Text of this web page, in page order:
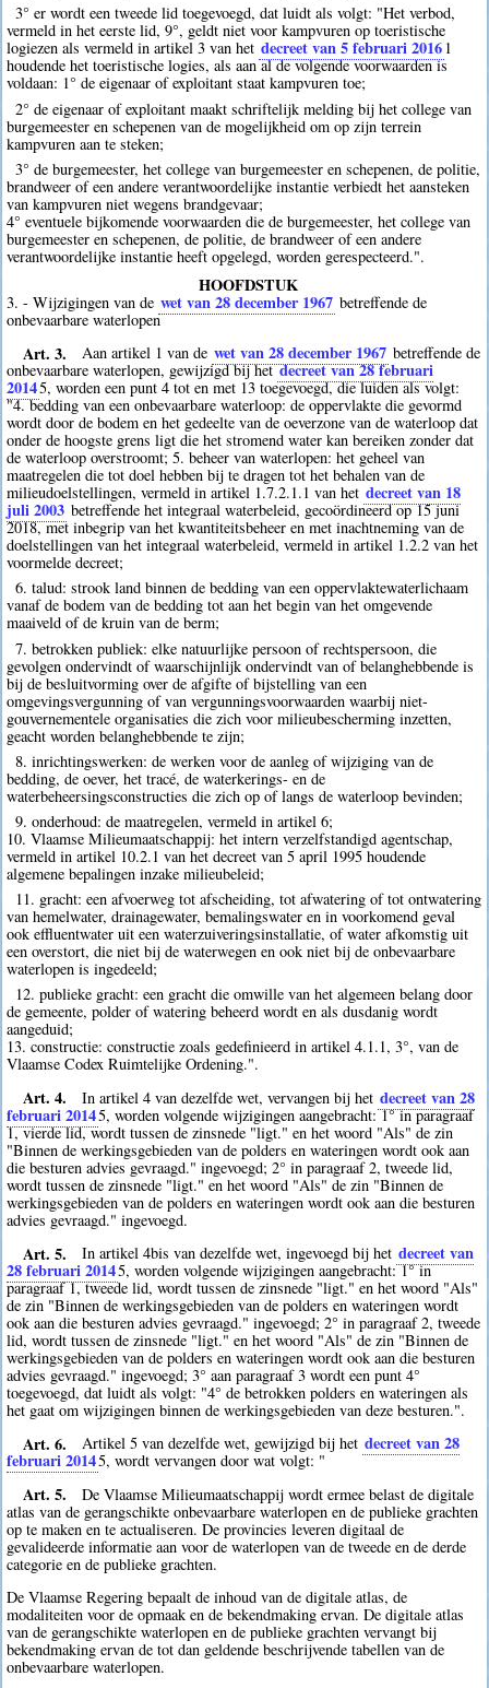
3° er wordt een tweede lid toegevoegd, dat luidt als volgt: "Het verbod,
vermeld in het eerste lid, 9°, geldt niet voor kampvuren op toeristische
logiezen als vermeld in artikel 3 van het decreet van 5 februari 2016 1
houdende het toeristische logies, als aan al de volgende voorwaarden is
voldaan: 1° de eigenaar of exploitant staat kampvuren toe;
2° de eigenaar of exploitant maakt schriftelijk melding bij het college van
burgemeester en schepenen van de mogelijkheid om op zijn terrein
kampvuren aan te steken;
3° de burgemeester, het college van burgemeester en schepenen, de politie,
brandweer of een andere verantwoordelijke instantie verbiedt het aansteken
van kampvuren niet wegens brandgevaar;
4° eventuele bijkomende voorwaarden die de burgemeester, het college van
burgemeester en schepenen, de politie, de brandweer of een andere
verantwoordelijke instantie heeft opgelegd, worden gerespecteerd.".
HOOFDSTUK
3. - Wijzigingen van de wet van 28 december 1967 betreffende de
onbevaarbare waterlopen
Art. 3. Aan artikel 1 van de wet van 28 december 1967 betreffende de
onbevaarbare waterlopen, gewijzigd bij hetdecreet van 28 februari
20145, worden een punt 4 tot en met 13 toegevoegd, die luiden als volgt:
"4. bedding van een onbevaarbare waterloop: de oppervlakte die gevormd
wordt door de bodem en het gedeelte van de oeverzone van de waterloop dat
onder de hoogste grens ligt die het stromend water kan bereiken zonder dat
de waterloop overstroomt; 5. beheer van waterlopen: het geheel van
maatregelen die tot doel hebben bij te dragen tot het behalen van de
milieudoelstellingen, vermeld in artikel 1.7.2.1.1 van het decreet van 18
juli 2003 betreffende het integraal waterbeleid, gecoördineerd op 15 juni
2018, met inbegrip van het kwantiteitsbeheer en met inachtneming van de
doelstellingen van het integraal waterbeleid, vermeld in artikel 1.2.2 van het
voormelde decreet;
6. talud: strook land binnen de bedding van een oppervlaktewaterlichaam
vanaf de bodem van de bedding tot aan het begin van het omgevende
maaiveld of de kruin van de berm;
7. betrokken publiek: elke natuurlijke persoon of rechtspersoon, die
gevolgen ondervindt of waarschijnlijk ondervindt van of belanghebbende is
bij de besluitvorming over de afgifte of bijstelling van een
omgevingsvergunning of van vergunningsvoorwaarden waarbij niet-
gouvernementele organisaties die zich voor milieubescherming inzetten,
geacht worden belanghebbende te zijn;
8. inrichtingswerken: de werken voor de aanleg of wijziging van de
bedding, de oever, het tracé, de waterkerings- en de
waterbeheersingsconstructies die zich op of langs de waterloop bevinden;
9. onderhoud: de maatregelen, vermeld in artikel 6;
10. Vlaamse Milieumaatschappij: het intern verzelfstandigd agentschap,
vermeld in artikel 10.2.1 van het decreet van 5 april 1995 houdende
algemene bepalingen inzake milieubeleid;
11. gracht: een afvoerweg tot afscheiding, tot afwatering of tot ontwatering
van hemelwater, drainagewater, bemalingswater en in voorkomend geval
ook effluentwater uit een waterzuiveringsinstallatie, of water afkomstig uit
een overstort, die niet bij de waterwegen en ook niet bij de onbevaarbare
waterlopen is ingedeeld;
12. publieke gracht: een gracht die omwille van het algemeen belang door
de gemeente, polder of watering beheerd wordt en als dusdanig wordt
aangeduid;
13. constructie: constructie zoals gedefinieerd in artikel 4.1.1, 3°, van de
Vlaamse Codex Ruimtelijke Ordening.".
Art. 4. In artikel 4 van dezelfde wet, vervangen bij het decreet van 28
februari 20145, worden volgende wijzigingen aangebracht: 1° in paragraaf
1, vierde lid, wordt tussen de zinsnede "ligt." en het woord "Als" de zin
"Binnen de werkingsgebieden van de polders en wateringen wordt ook aan
die besturen advies gevraagd." ingevoegd; 2° in paragraaf 2, tweede lid,
wordt tussen de zinsnede "ligt." en het woord "Als" de zin "Binnen de
werkingsgebieden van de polders en wateringen wordt ook aan die besturen
advies gevraagd." ingevoegd.
Art. 5. In artikel 4bis van dezelfde wet, ingevoegd bij het decreet van
28 februari 20145, worden volgende wijzigingen aangebracht: 1° in
paragraaf 1, tweede lid, wordt tussen de zinsnede "ligt." en het woord "Als"
de zin "Binnen de werkingsgebieden van de polders en wateringen wordt
ook aan die besturen advies gevraagd." ingevoegd; 2° in paragraaf 2, tweede
lid, wordt tussen de zinsnede "ligt." en het woord "Als" de zin "Binnen de
werkingsgebieden van de polders en wateringen wordt ook aan die besturen
advies gevraagd." ingevoegd; 3° aan paragraaf 3 wordt een punt 4°
toegevoegd, dat luidt als volgt: "4° de betrokken polders en wateringen als
het gaat om wijzigingen binnen de werkingsgebieden van deze besturen.".
Art. 6. Artikel 5 van dezelfde wet, gewijzigd bij het decreet van 28
februari 20145, wordt vervangen door wat volgt: "
Art. 5.
De Vlaamse Milieumaatschappij wordt ermee belast de digitale
atlas van de gerangschikte onbevaarbare waterlopen en de publieke grachten
op te maken en te actualiseren. De provincies leveren digitaal de
gevalideerde informatie aan voor de waterlopen van de tweede en de derde
categorie en de publieke grachten.
De Vlaamse Regering bepaalt de inhoud van de digitale atlas, de
modaliteiten voor de opmaak en de bekendmaking ervan. De digitale atlas
van de gerangschikte waterlopen en de publieke grachten vervangt bij
bekendmaking ervan de tot dan geldende beschrijvende tabellen van de
onbevaarbare waterlopen.